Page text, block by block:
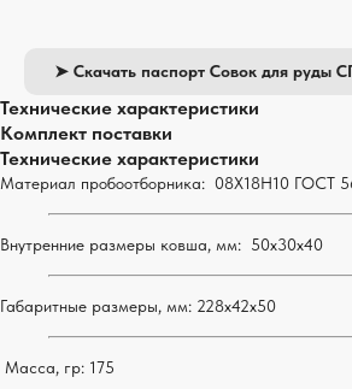
➤ Скачать паспорт Совок для руды
Технические характеристики
Комплект поставки
Технические характеристики
Материал пробоотборника: 08Х18Н10 ГОСТ
Внутренние размеры ковша, мм: 50х30х40
Габаритные размеры, мм: 228х42х50
Масса, гр: 175